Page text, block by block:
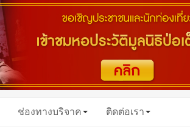
ช่องทางบริจาค ติดต่อเรา